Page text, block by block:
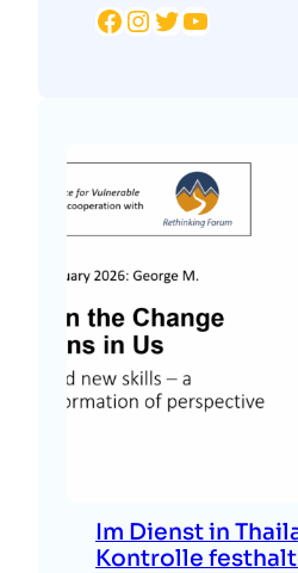
Facebook Instagram Twitter YouTube
Im Dienst in
Kontrolle